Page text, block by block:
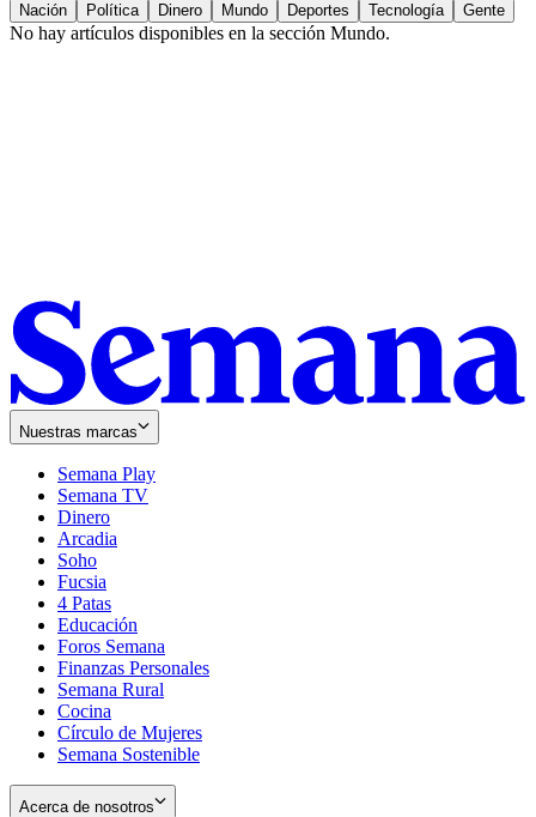
Nación Política Dinero Mundo Deportes Tecnología Gente
No hay artículos disponibles en la sección Mundo.
Nuestras marcas
Semana Play
Semana TV
Dinero
Arcadia
Soho
in
new
window
Fucsia
in
new
window
4 Patas
Educación
Foros Semana
Finanzas Personales
Semana Rural
Cocina
Círculo de Mujeres
Semana Sostenible
Acerca de nosotros